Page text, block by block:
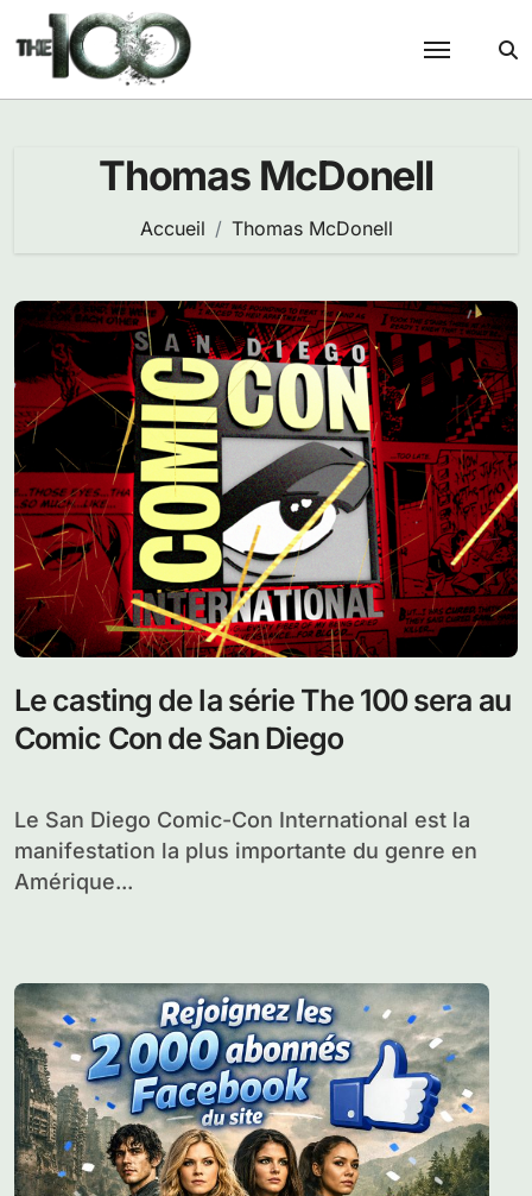
Passer
au
contenu
Thomas McDonell
Accueil Thomas McDonell
Le casting de la série The 100 sera au
Comic Con de San Diego
Le San Diego Comic-Con International est la
manifestation la plus importante du genre en
Amérique...